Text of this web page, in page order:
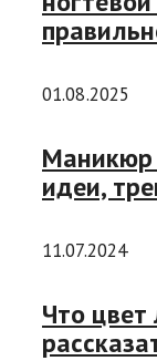
01.08.2025
Маникюр
идеи,
11.07.2024
Что